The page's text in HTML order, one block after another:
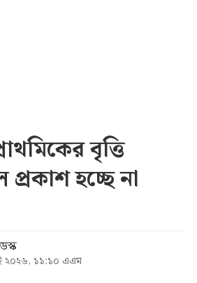
বৃত্তি
হচ্ছে না
২০২৬, ১১:১০ এএম